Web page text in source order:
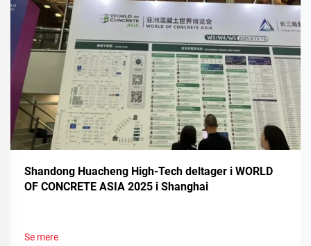
Shandong Huacheng High-Tech deltager i WORLD
OF CONCRETE ASIA 2025 i Shanghai
Se mere